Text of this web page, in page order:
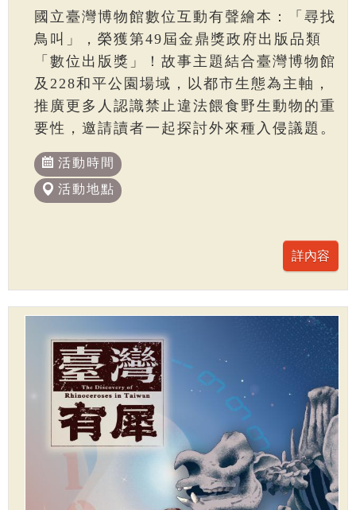
國立臺灣博物館數位互動有聲繪本：「尋找
鳥叫」，榮獲第49屆金鼎獎政府出版品類
「數位出版獎」！故事主題結合臺灣博物館
及228和平公園場域，以都市生態為主軸，
推廣更多人認識禁止違法餵食野生動物的重
要性，邀請讀者一起探討外來種入侵議題。
活動時間
活動地點